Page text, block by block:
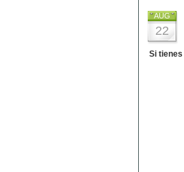
AUG
22
Si tienes